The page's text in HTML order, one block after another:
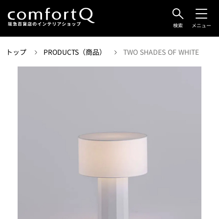
検索 メニュー
トップ PRODUCTS（商品） TWO SHADES OF WHITE